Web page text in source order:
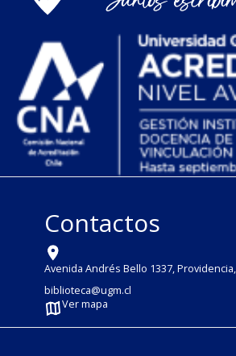
Contactos
Avenida Andrés Bello 1337,
biblioteca@ugm.cl
Ver mapa